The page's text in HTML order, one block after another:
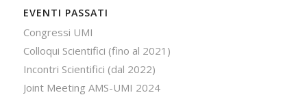
EVENTI PASSATI
Congressi UMI
Colloqui Scientifici (fino al 2021)
Incontri Scientifici (dal 2022)
Joint Meeting AMS-UMI 2024